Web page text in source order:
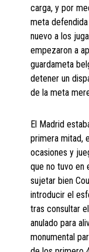
carga, y por
meta
nuevo a los
empezaron a
guardameta
detener un
de la meta
El Madrid
primera mitad,
ocasiones y
que no tuvo en
sujetar bien
introducir el
tras consultar
anulado para
monumental